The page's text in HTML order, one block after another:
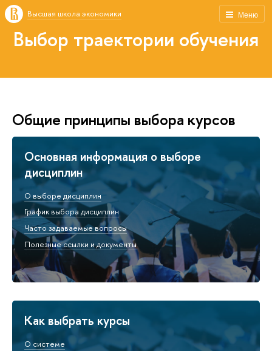
Меню
Высшая школа экономики
Выбор траектории обучения
Общие принципы выбора курсов
Основная информация о выборе
дисциплин
О выборе дисциплин
График выбора дисциплин
Часто задаваемые вопросы
Полезные ссылки и документы
Как выбрать курсы
О системе